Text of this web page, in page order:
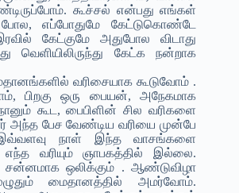
கூச்சல் என்பது எங்கள்
போல, எப்போதுமே கேட்டுகொண்டே
கேட்குமே அதுபோல விடாது
வெளியிலிருந்து கேட்க நன்றாக
வரிசையாக கூடுவோம் .
பிறகு ஒரு பையன், அநேகமாக
கூட, பைபிளின் சில வரிகளை
அந்த பேச வேண்டிய வரியை முன்பே
இவ்வளவு நாள் இந்த வாசங்களை
வரியும் ஞாபகத்தில் இல்லை.
சன்னமாக ஒலிக்கும் . ஆண்டுவிழா
மைதானத்தில் அமர்வோம்.